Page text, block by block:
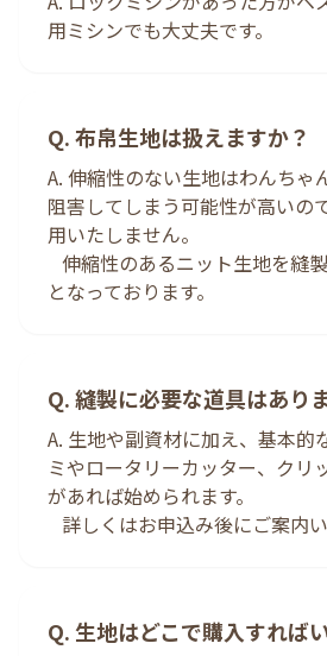
用ミシンでも大丈夫です。
Q. 布帛生地は扱えますか？
A. 伸縮性のない生地はわんちゃ
阻害してしまう可能性が高いの
用いたしません。
伸縮性のあるニット生地を縫
となっております。
Q. 縫製に必要な道具はあり
A. 生地や副資材に加え、基本的
ミやロータリーカッター、クリ
があれば始められます。
詳しくはお申込み後にご案内い
Q. 生地はどこで購入すれば